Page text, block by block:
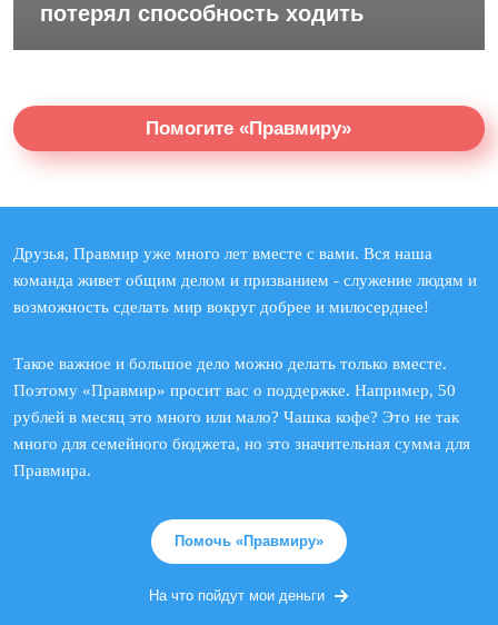
потерял способность ходить
Помогите «Правмиру»
Друзья, Правмир уже много лет вместе с вами. Вся наша
команда живет общим делом и призванием - служение людям и
возможность сделать мир вокруг добрее и милосерднее!
Такое важное и большое дело можно делать только вместе.
Поэтому «Правмир» просит вас о поддержке. Например, 50
рублей в месяц это много или мало? Чашка кофе? Это не так
много для семейного бюджета, но это значительная сумма для
Правмира.
Помочь «Правмиру»
На что пойдут мои деньги